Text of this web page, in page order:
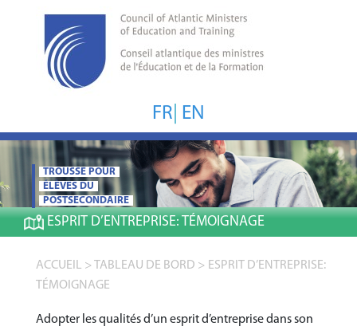
FR EN
TROUSSE POUR
ÉLÈVES DU
POSTSECONDAIRE
ESPRIT D’ENTREPRISE: TÉMOIGNAGE
ACCUEIL > TABLEAU DE BORD > ESPRIT D’ENTREPRISE:
TÉMOIGNAGE
Adopter les qualités d’un esprit d’entreprise dans son